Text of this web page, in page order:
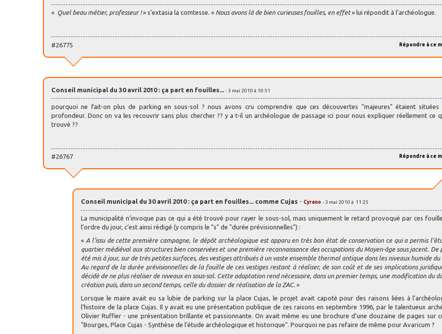
« Quel beau métier, professeur !» s’extasia la comtesse. « Nous avons là de bien curieuses fouilles, en effet» lui répondit à l’archéologue.
Répondre à ce
#26775
Conseil municipal du 30 avril 2010 : ça part en fouilles... - 3 mai 2010 à 10:51
pourquoi ne fait-on plus de parking en sous-sol ? nous avons cru comprendre que ces découvertes "majeures" étaient situées
profondeur. Donc on va les recouvrir sans plus chercher ?? y a t-il un archéologue de passage ici pour nous expliquer réellement ce
trouvé ??
Répondre à ce
#26767
Conseil municipal du 30 avril 2010 : ça part en fouilles... comme Cujas - Cyrano - 3 mai 2010 à 11:25
La municipalité n’invoque pas ce qui a été trouvé pour rayer le sous-sol, mais uniquement le retard provoqué par ces
l’ordre du jour, c’est ainsi rédigé (y compris le "s" de "durée prévisionnelles") :
« A l’issu de cette première campagne, le dépôt archéologique est apparu en très bon état de conservation ce qui a permis
quartier médiéval aux structures bien conservées et une première reconnaissance des occupations du Moyen-âge sous jacent. De
été mis à jour, sur de très petites surfaces, des vestiges attribués à un vaste ensemble thermal antique dans les niveaux humide du
Au regard de la durée prévisionnelles de la fouille de ces vestiges restant à réaliser, de son coût et de ses implications
décidé de ne plus réaliser de niveaux en sous-sol. Cette adaptation rend nécessaire, dans un premier temps, une modification du
création puis, dans un second temps, celle du dossier de réalisation de la ZAC. »
Lorsque le maire avait eu sa lubie de parking sur la place Cujas, le projet avait capoté pour des raisons liées à
l’histoire de la place Cujas. Il y avait eu une présentation publique de ces raisons en septembre 1996, par le talentueux
Olivier Ruffier - une présentation brillante et passionnante. On avait même eu une brochure d’une douzaine de pages sur
"Bourges, Place Cujas - Synthèse de l’étude archéologique et historique". Pourquoi ne pas refaire de même pour Avaricum ?